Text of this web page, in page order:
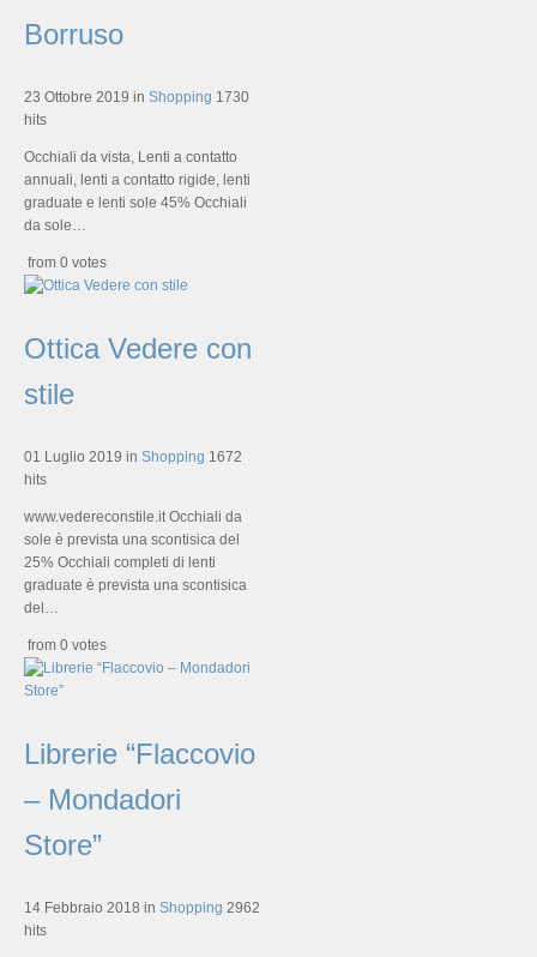
Borruso
23 Ottobre 2019 in Shopping 1730
hits
Occhiali da vista, Lenti a contatto
annuali, lenti a contatto rigide, lenti
graduate e lenti sole 45% Occhiali
da sole…
from 0 votes
Ottica Vedere con
stile
01 Luglio 2019 in Shopping 1672
hits
www.vedereconstile.it Occhiali da
sole è prevista una scontisica del
25% Occhiali completi di lenti
graduate è prevista una scontisica
del…
from 0 votes
Librerie “Flaccovio
– Mondadori
Store”
14 Febbraio 2018 in Shopping 2962
hits